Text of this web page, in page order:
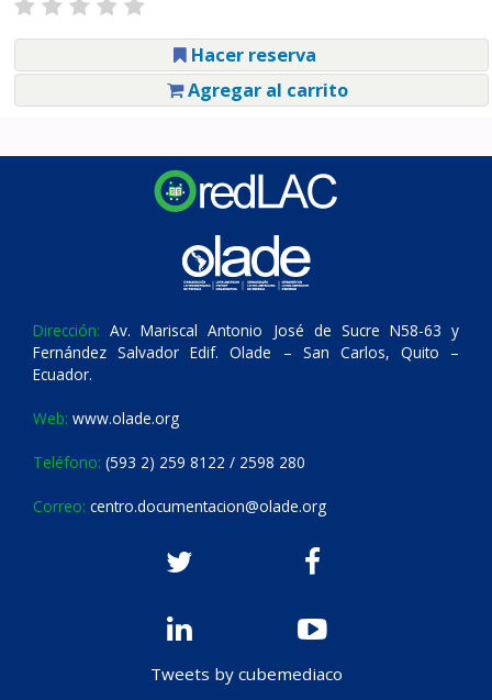
Hacer reserva
Agregar al carrito
Dirección: Av. Mariscal Antonio José de Sucre N58-63 y
Fernández Salvador Edif. Olade – San Carlos, Quito –
Ecuador.
Web: www.olade.org
Teléfono: (593 2) 259 8122 / 2598 280
Correo: centro.documentacion@olade.org
Tweets by cubemediaco